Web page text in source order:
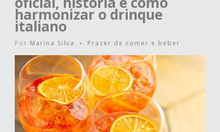
harmonizar o drinque
italiano
Por Marina Silva • Prazer de comer e beber